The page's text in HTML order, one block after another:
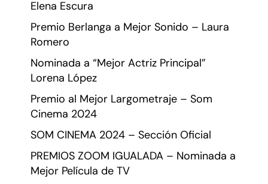
Elena Escura
Premio Berlanga a Mejor Sonido – Laura
Romero
Nominada a “Mejor Actriz Principal”
Lorena López
Premio al Mejor Largometraje – Som
Cinema 2024
SOM CINEMA 2024 – Sección Oficial
PREMIOS ZOOM IGUALADA – Nominada a
Mejor Película de TV